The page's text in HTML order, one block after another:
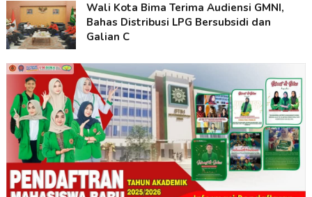
Wali Kota Bima Terima Audiensi GMNI,
Bahas Distribusi LPG Bersubsidi dan
Galian C